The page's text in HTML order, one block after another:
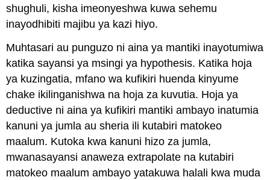
shughuli, kisha imeonyeshwa kuwa sehemu
inayodhibiti majibu ya kazi hiyo.
Muhtasari au punguzo ni aina ya mantiki inayotumiwa
katika sayansi ya msingi ya hypothesis. Katika hoja
ya kuzingatia, mfano wa kufikiri huenda kinyume
chake ikilinganishwa na hoja za kuvutia. Hoja ya
deductive ni aina ya kufikiri mantiki ambayo inatumia
kanuni ya jumla au sheria ili kutabiri matokeo
maalum. Kutoka kwa kanuni hizo za jumla,
mwanasayansi anaweza extrapolate na kutabiri
matokeo maalum ambayo yatakuwa halali kwa muda